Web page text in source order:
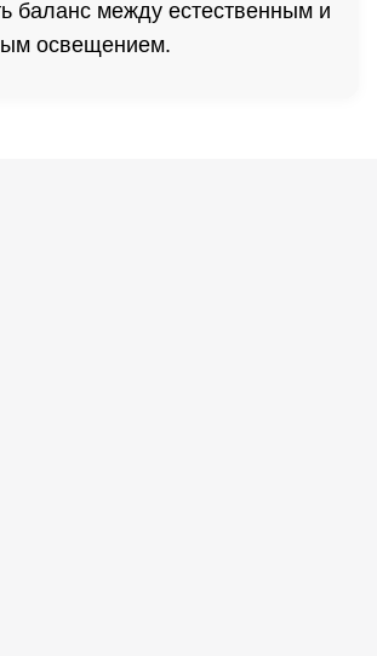
баланс между естественным и
освещением.